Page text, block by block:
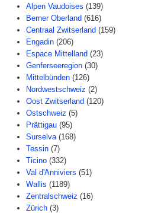
Alpen Vaudoises (139)
Berner Oberland (616)
Centraal Zwitserland (159)
Engadin (206)
Espace Mittelland (23)
Genferseeregion (30)
Mittelbünden (126)
Nordwestschweiz (2)
Oost Zwitserland (120)
Ostschweiz (5)
Prättigau (95)
Surselva (168)
Tessin (7)
Ticino (332)
Val d'Anniviers (51)
Wallis (1189)
Zentralschweiz (16)
Zürich (3)